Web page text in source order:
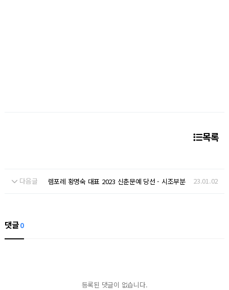
목록
다음글 렘포레 황명숙 대표 2023 신춘문예 당선 - 시조부분 23.01.02
댓글0
등록된 댓글이 없습니다.